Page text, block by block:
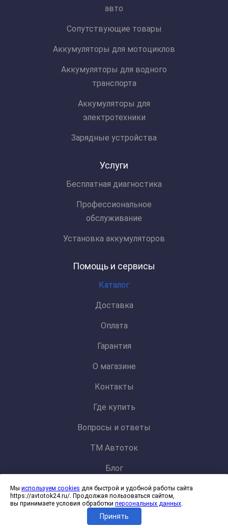
авто
Сопутствующие товары
Аккумуляторы для мотоциклов
Аккумуляторы для водного
транспорта
Аккумуляторы для
электротехники
Зарядные устройства
Услуги
Бесплатная диагностика
Профессиональное
обслуживание
Установка аккумуляторов
Помощь и сервисы
Каталог
Доставка
Оплата
Гарантия
О магазине
Контакты
Где купить
Вопросы и ответы
ТМ Автоток
Блог
Политика конфиденциальности и обработки персональных данных
Согласие на обработку файлов cookies
Мы используем cookies для быстрой и удобной работы сайта
https://avtotok24.ru/. Продолжая пользоваться сайтом,
вы принимаете условия обработки персональных данных.
Принять